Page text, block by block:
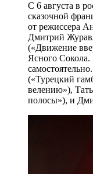
С 6 августа в
сказочной
от режиссера
Дмитрий
(«Движение
Ясного
(«Турецкий
велению»),
полосы»), и